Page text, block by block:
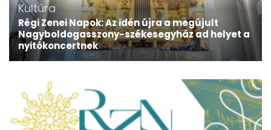
Kultúra
Régi Zenei Napok: Az idén újra a megújult
Nagyboldogasszony-székesegyház ad helyet a
nyitókoncertnek